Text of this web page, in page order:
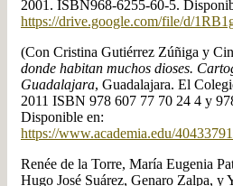
2001. ISBN968-6255-60-5.
https://drive.google.com/file/d/
(Con Cristina Gutiérrez Zúñiga y
donde habitan muchos dioses.
Guadalajara, Guadalajara. El
2011 ISBN 978 607 77 70 24 4 y
Disponible en:
https://www.academia.edu/
Renée de la Torre, María Eugenia
Hugo José Suárez, Genaro Zalpa, y